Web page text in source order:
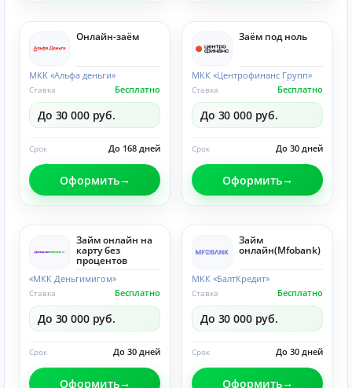
Онлайн-заём
МКК «Альфа деньги»
Бесплатно
Ставка
До 30 000 руб.
До 168 дней
Срок
Оформить
Заём под ноль
МКК «Центрофинанс Групп»
Бесплатно
Ставка
До 30 000 руб.
До 30 дней
Срок
Оформить
Займ онлайн на
карту без
процентов
«МКК Деньгимигом»
Бесплатно
Ставка
До 30 000 руб.
До 30 дней
Срок
Оформить
Займ
онлайн(Mfobank)
МКК «БалтКредит»
Бесплатно
Ставка
До 30 000 руб.
До 30 дней
Срок
Оформить